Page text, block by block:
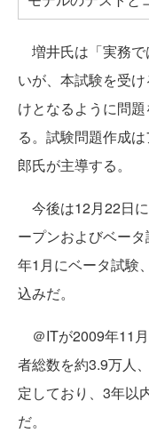
増井氏は「実務で
いが、本試験を受
けとなるように問
る。試験問題作成
郎氏が主導する。
今後は12月22日
ープンおよびベー
年1月にベータ試験
込みだ。
＠ITが2009年11
者総数を約3.9万人
定しており、3年以
だ。